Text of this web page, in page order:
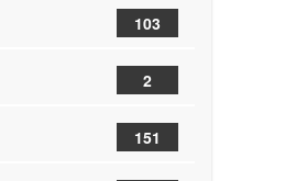
103
2
151